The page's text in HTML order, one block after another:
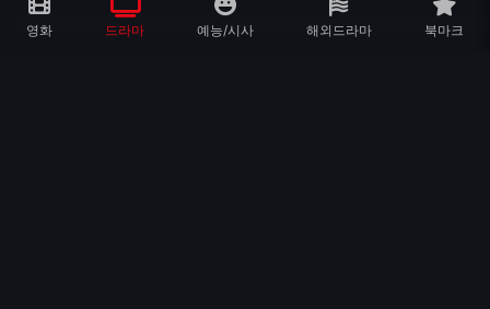
영화 드라마 예능/시사 해외드라마 북마크